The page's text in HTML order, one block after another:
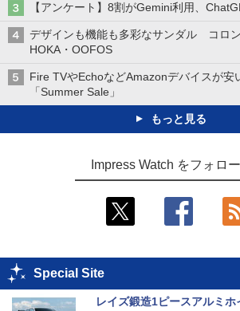
【アンケート】8割がGemini利用、
デザインも機能も多彩なサンダル コロン
HOKA・OOFOS
Fire TVやEchoなどAmazonデバイスが
「Summer Sale」
もっと見る
Impress Watch をフォロ
Special Site
レイズ鍛造1ピースアルミ